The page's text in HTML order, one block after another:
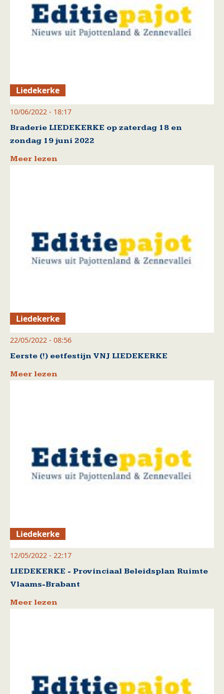
Liedekerke
10/06/2022 - 18:17
Braderie LIEDEKERKE op zaterdag 18 en
zondag 19 juni 2022
Meer lezen
Liedekerke
22/05/2022 - 08:56
Eerste (!) eetfestijn VNJ LIEDEKERKE
Meer lezen
Liedekerke
12/05/2022 - 22:17
LIEDEKERKE - Provinciaal Beleidsplan Ruimte
Vlaams-Brabant
Meer lezen